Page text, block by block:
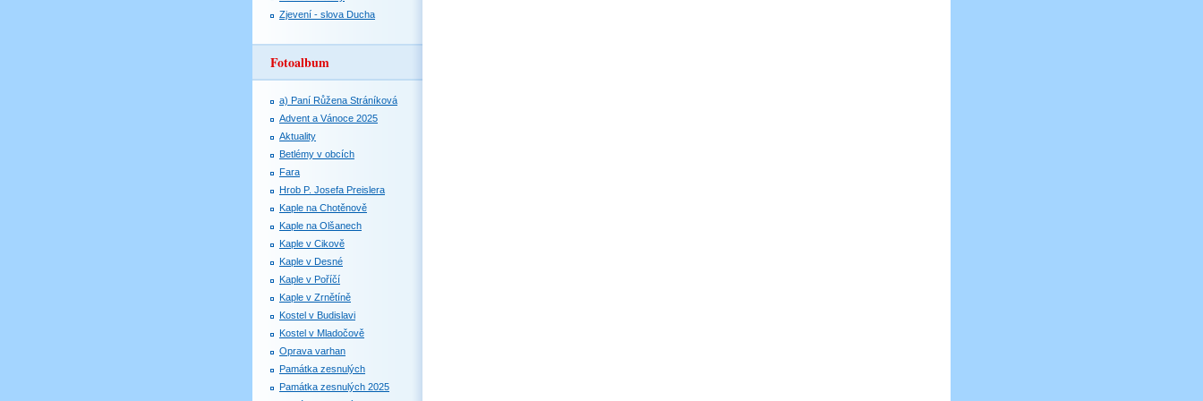
Zjevení - slova Ducha
Fotoalbum
a) Paní Růžena Stráníková
Advent a Vánoce 2025
Aktuality
Betlémy v obcích
Fara
Hrob P. Josefa Preislera
Kaple na Chotěnově
Kaple na Olšanech
Kaple v Cikově
Kaple v Desné
Kaple v Poříčí
Kaple v Zrnětíně
Kostel v Budislavi
Kostel v Mladočově
Oprava varhan
Památka zesnulých
Památka zesnulých 2025